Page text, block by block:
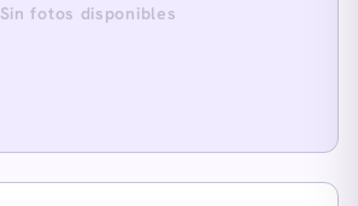
Sin fotos disponibles